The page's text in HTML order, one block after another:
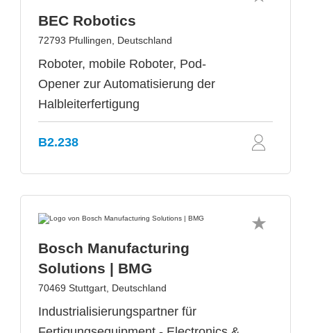
BEC Robotics
72793 Pfullingen, Deutschland
Roboter, mobile Roboter, Pod-
Opener zur Automatisierung der
Halbleiterfertigung
B2.238
Bosch Manufacturing
Solutions | BMG
70469 Stuttgart, Deutschland
Industrialisierungspartner für